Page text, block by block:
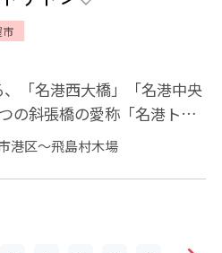
市
「名港西大橋」「名港中央
の斜張橋の愛称「名港トリ
り赤、白、青のト...
港区～飛島村木場